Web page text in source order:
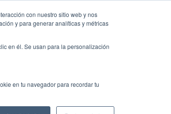
con nuestro sitio web y nos
y para generar analíticas y métricas
en él. Se usan para la personalización
en tu navegador para recordar tu